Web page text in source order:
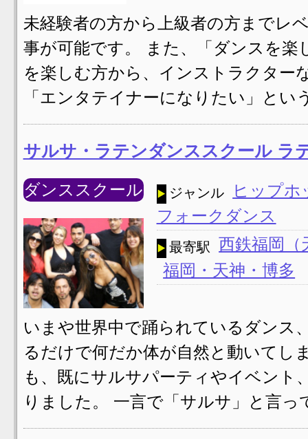
未経験者の方から上級者の方までレ
事が可能です。 また、「ダンスを
を楽しむ方から、インストラクター
「エンタテイナーになりたい」と
サルサ・ラテンダンススクール
ダンススクール ジャンル
ヒップ
フォークダンス
最寄駅
西鉄福岡
福岡・天神・博多
いまや世界中で踊られているダン
るだけで何だか体が自然と動いてし
も、既にサルサパーティやイベント
りました。 一言で「サルサ」と言